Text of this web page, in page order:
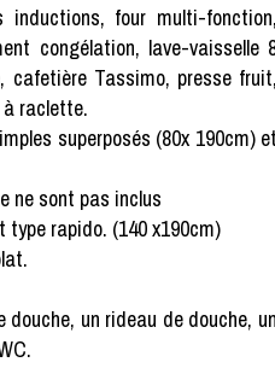
inductions, four multi-
congélation, lave-vaisselle
cafetière Tassimo, presse
raclette.
superposés (80x 190cm)
ne sont pas inclus
type rapido. (140 x190cm)
douche, un rideau de douche,